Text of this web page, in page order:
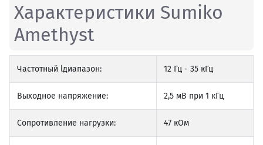
Характеристики Sumiko
Amethyst
Частотный lдиапазон: 12 Гц - 35 кГц
Выходное напряжение: 2,5 мВ при 1 кГц
Сопротивление нагрузки: 47 кОм